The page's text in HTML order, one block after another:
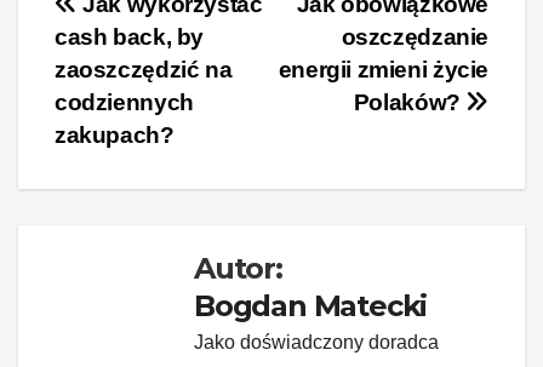
c
e
b
o
k
er
e
st
k
d
t
o
p
p
y
Li
Nawigacja
wpisu
oszczędzanie
energii zmieni życie
Polaków?
cash back, by
zaoszczędzić na
codziennych
zakupach?
Autor:
Bogdan Matecki
Jako doświadczony doradca